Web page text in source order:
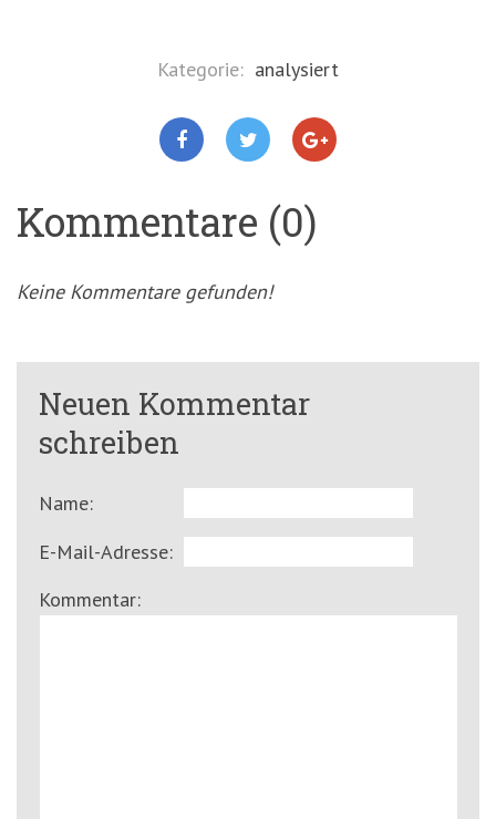
Kategorie: analysiert
Kommentare (0)
Keine Kommentare gefunden!
Neuen Kommentar
schreiben
Name:
E-Mail-Adresse:
Kommentar: